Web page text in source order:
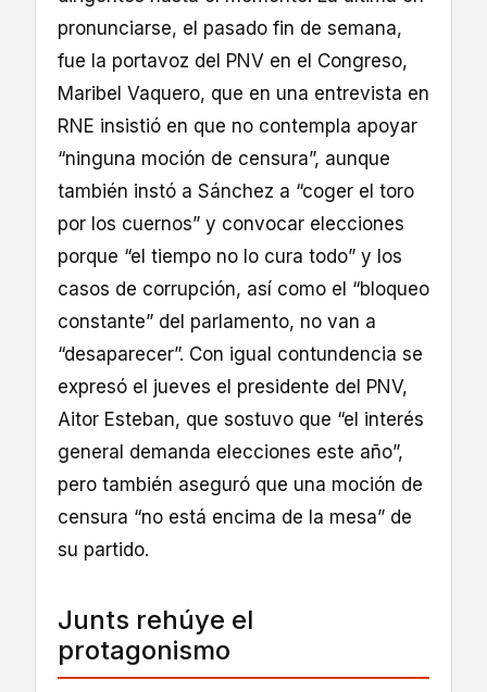
pronunciarse, el pasado fin de semana,
fue la portavoz del PNV en el Congreso,
Maribel Vaquero, que en una entrevista en
RNE insistió en que no contempla apoyar
“ninguna moción de censura”, aunque
también instó a Sánchez a “coger el toro
por los cuernos” y convocar elecciones
porque “el tiempo no lo cura todo” y los
casos de corrupción, así como el “bloqueo
constante” del parlamento, no van a
“desaparecer”. Con igual contundencia se
expresó el jueves el presidente del PNV,
Aitor Esteban, que sostuvo que “el interés
general demanda elecciones este año”,
pero también aseguró que una moción de
censura “no está encima de la mesa” de
su partido.
Junts rehúye el
protagonismo